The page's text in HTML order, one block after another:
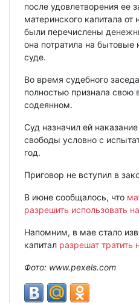
после удовлетворения ее
материнского капитала от
были перечислены
она потратила на
суде.
Во время судебного
полностью признала свою
содеянном.
Суд назначил ей
свободы условно с
год.
Приговор не вступил в
В июне сообщалось, что
разрешить использовать
Напомним, в мае стало
капитал разрешат тратить
Фото: www.pexels.com